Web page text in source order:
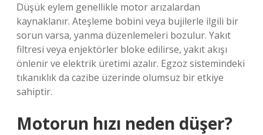
Düşük eylem genellikle motor arızalardan
kaynaklanır. Ateşleme bobini veya bujilerle ilgili bir
sorun varsa, yanma düzenlemeleri bozulur. Yakıt
filtresi veya enjektörler bloke edilirse, yakıt akışı
önlenir ve elektrik üretimi azalır. Egzoz sistemindeki
tıkanıklık da cazibe üzerinde olumsuz bir etkiye
sahiptir.
Motorun hızı neden düşer?